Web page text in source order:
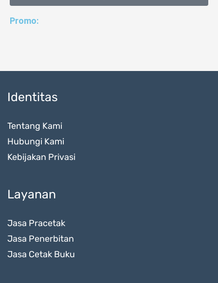
Promo:
Identitas
Tentang Kami
Hubungi Kami
Kebijakan Privasi
Layanan
Jasa Pracetak
Jasa Penerbitan
Jasa Cetak Buku